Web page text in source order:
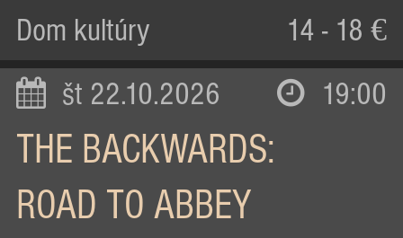
Dom kultúry 14 - 18 €
št 22.10.2026 19:00
THE BACKWARDS:
ROAD TO ABBEY